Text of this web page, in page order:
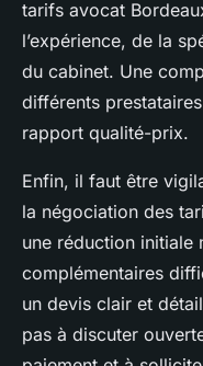
tarifs avocat
l’expérience, de la
du cabinet. Une
différents
rapport qualité-prix.
Enfin, il faut être
la négociation des
une réduction initiale
complémentaires
un devis clair et
pas à discuter